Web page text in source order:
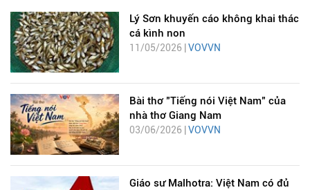
Lý Sơn khuyến cáo không khai thác
cá kình non
11/05/2026 | VOVVN
Bài thơ "Tiếng nói Việt Nam" của
nhà thơ Giang Nam
03/06/2026 | VOVVN
Giáo sư Malhotra: Việt Nam có đủ